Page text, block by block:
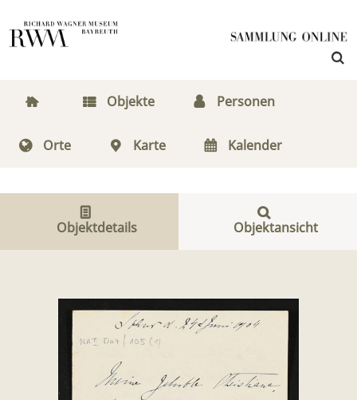
Objekte Personen
Orte Karte Kalender
Objektdetails Objektansicht